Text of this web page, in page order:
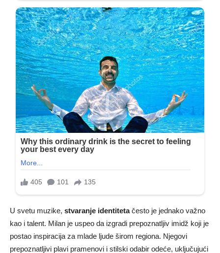
U svetu muzike, stvaranje identitetačesto je jednako važno
kao i talent. Milan je uspeo da izgradi prepoznatljiv imidž koji je
postao inspiracija za mlade ljude širom regiona. Njegovi
prepoznatljivi plavi pramenovi i stilski odabir odeće, uključujući